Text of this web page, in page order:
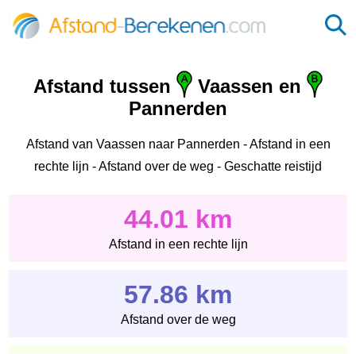
Afstand tussen
Vaassen en
Pannerden
Afstand van Vaassen naar Pannerden - Afstand in een
rechte lijn - Afstand over de weg - Geschatte reistijd
44.01 km
Afstand in een rechte lijn
57.86 km
Afstand over de weg